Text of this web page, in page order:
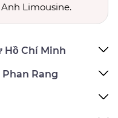
Limousine.
Hồ Chí Minh
Rang